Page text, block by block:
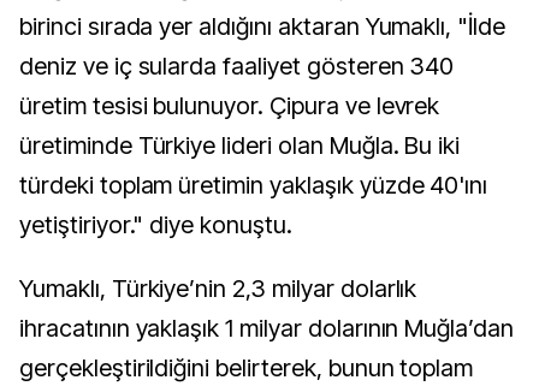
birinci sırada yer aldığını aktaran Yumaklı, "İlde
deniz ve iç sularda faaliyet gösteren 340
üretim tesisi bulunuyor. Çipura ve levrek
üretiminde Türkiye lideri olan Muğla. Bu iki
türdeki toplam üretimin yaklaşık yüzde 40'ını
yetiştiriyor." diye konuştu.
Yumaklı, Türkiye’nin 2,3 milyar dolarlık
ihracatının yaklaşık 1 milyar dolarının Muğla’dan
gerçekleştirildiğini belirterek, bunun toplam